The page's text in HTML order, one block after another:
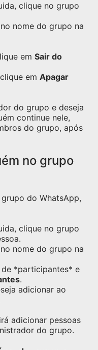
clique no grupo
nome do grupo na
em Sair do
em Apagar
do grupo e deseja
continue nele,
do grupo, após
no grupo
do WhatsApp,
clique no grupo
nome do grupo na
de *participantes* e
.
adicionar ao
adicionar pessoas
do grupo.